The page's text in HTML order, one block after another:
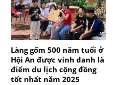
Làng gốm 500 năm tuổi ở
Hội An được vinh danh là
điểm du lịch cộng đồng
tốt nhất năm 2025